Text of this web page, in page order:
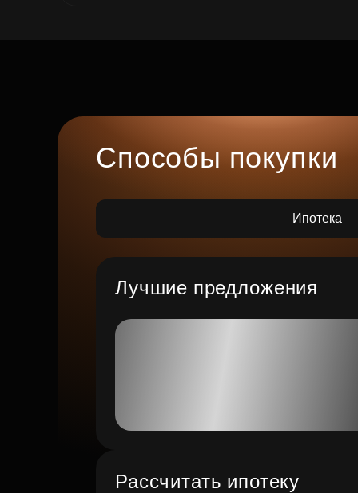
Способы покупки
Ипотека
Лучшие предложения
Рассчитать ипотеку